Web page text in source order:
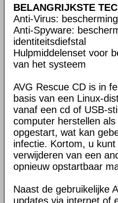
BELANGRIJKSTE
Anti-Virus:
Anti-Spyware:
identiteitsdiefstal
Hulpmiddelenset voor
van het systeem
AVG Rescue CD is in
basis van een Linux-
vanaf een cd of USB-
computer herstellen
opgestart, wat kan
infectie. Kortom, u
verwijderen van een
opnieuw opstartbaar
Naast de gebruikelijke
updates via internet of